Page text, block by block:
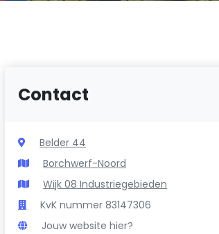
Contact
Belder 44
Borchwerf-Noord
Wijk 08 Industriegebieden
KvK nummer 83147306
Jouw website hier?